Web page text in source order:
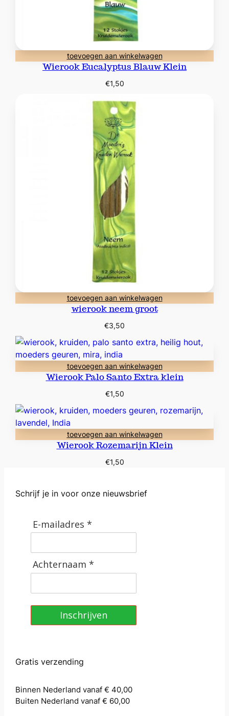
toevoegen aan winkelwagen
Wierook Eucalyptus Blauw Klein
€1,50
toevoegen aan winkelwagen
wierook neem groot
€3,50
toevoegen aan winkelwagen
Wierook Palo Santo Extra klein
€1,50
toevoegen aan winkelwagen
Wierook Rozemarijn Klein
€1,50
Schrijf je in voor onze nieuwsbrief
E-mailadres *
Achternaam *
Inschrijven
Gratis verzending
Binnen Nederland vanaf € 40,00
Buiten Nederland vanaf € 60,00